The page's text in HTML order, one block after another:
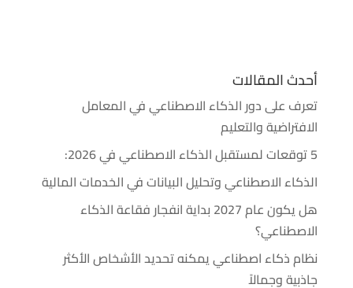
أحدث المقالات
تعرف على دور الذكاء الاصطناعي في المعامل
الافتراضية والتعليم
5 توقعات لمستقبل الذكاء الاصطناعي في 2026:
الذكاء الاصطناعي وتحليل البيانات في الخدمات المالية
هل يكون عام 2027 بداية انفجار فقاعة الذكاء
الاصطناعي؟
نظام ذكاء اصطناعي يمكنه تحديد الأشخاص الأكثر
جاذبية وجمالاً